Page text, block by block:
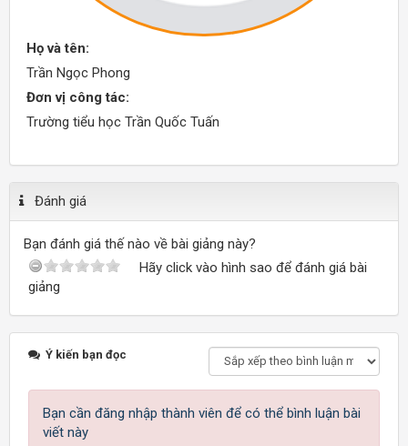
Họ và tên:
Trần Ngọc Phong
Đơn vị công tác:
Trường tiểu học Trần Quốc Tuấn
Đánh giá
Bạn đánh giá thế nào về bài giảng này?
Hãy click vào hình sao để đánh giá bài
giảng
Ý kiến bạn đọc
Bạn cần đăng nhập thành viên để có thể bình luận bài
viết này